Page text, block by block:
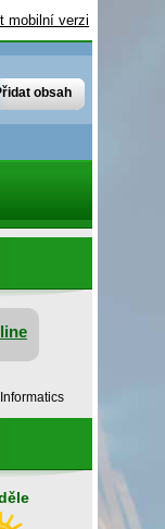
mobilní verzi
obsah